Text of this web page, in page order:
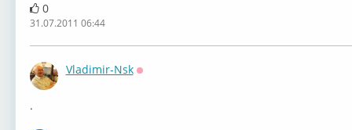
0
31.07.2011 06:44
Vladimir-Nsk
.